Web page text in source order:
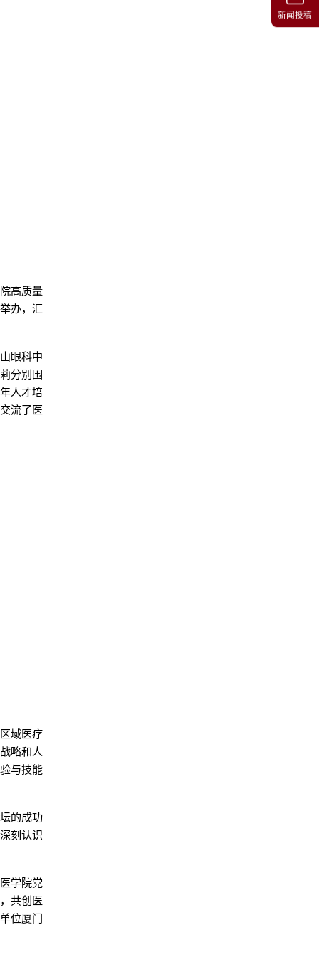
高质量
办，汇
眼科中
分别围
人才培
流了医
域医疗
略和人
与技能
的成功
刻认识
学院党
共创医
位厦门
新闻投稿